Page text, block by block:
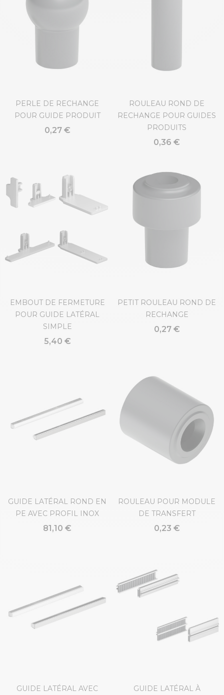
PERLE DE RECHANGE
POUR GUIDE PRODUIT
0,27 €
ROULEAU ROND DE
RECHANGE POUR GUIDES
PRODUITS
0,36 €
EMBOUT DE FERMETURE
POUR GUIDE LATÉRAL
SIMPLE
5,40 €
PETIT ROULEAU ROND DE
RECHANGE
0,27 €
GUIDE LATÉRAL ROND EN
PE AVEC PROFIL INOX
81,10 €
ROULEAU POUR MODULE
DE TRANSFERT
0,23 €
GUIDE LATÉRAL AVEC GUIDE LATÉRAL À